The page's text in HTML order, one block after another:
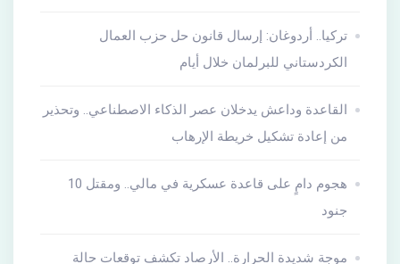
تركيا.. أردوغان: إرسال قانون حل حزب العمال
الكردستاني للبرلمان خلال أيام
القاعدة وداعش يدخلان عصر الذكاء الاصطناعي.. وتحذير
من إعادة تشكيل خريطة الإرهاب
هجوم دامٍ على قاعدة عسكرية في مالي.. ومقتل 10
جنود
موجة شديدة الحرارة.. الأرصاد تكشف توقعات حالة